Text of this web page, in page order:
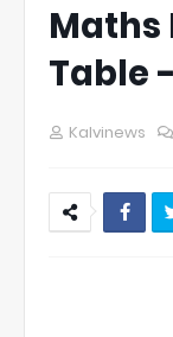
Table -
Kalvinews